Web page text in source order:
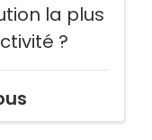
la plus
?